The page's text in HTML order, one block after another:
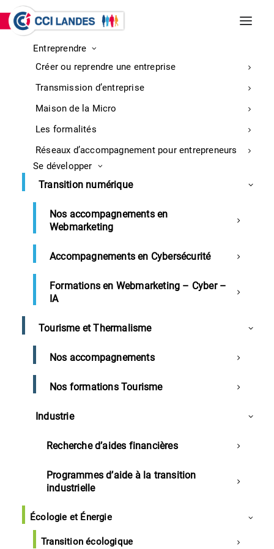
Entreprendre
Créer ou reprendre une entreprise
Transmission d’entreprise
Maison de la Micro
Les formalités
Réseaux d’accompagnement pour entrepreneurs
Se développer
Transition numérique
Nos accompagnements en
Webmarketing
Accompagnements en Cybersécurité
Formations en Webmarketing – Cyber –
IA
Tourisme et Thermalisme
Nos accompagnements
Nos formations Tourisme
Industrie
Recherche d’aides financières
Programmes d’aide à la transition
industrielle
Écologie et Énergie
Transition écologique
INCENDIES DE BISCARROSSE ET
PARENTIS-EN-BORN
informations sur la mobilisation
Accueil Revue de presse 5 février 2021
Revue de presse du 5 février 2021
Galerie du Grand Moun et du Grand Mail désertées
La fibre accélère en Nouvelle-Aquitaine
Favoriser les produits locaux en restauration
collective